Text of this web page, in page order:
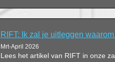
RIFT: Ik zal je uitleggen
Mrt-April 2026
Lees het artikel van RIFT in onze